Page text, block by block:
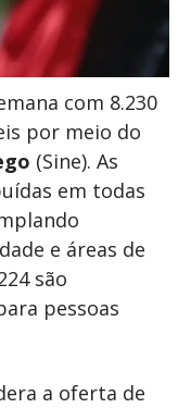
com 8.230
por meio do
(Sine). As
em todas
e áreas de
são
pessoas
a oferta de